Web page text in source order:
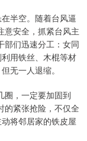
半空。随着台风逼
意安全，抓紧台风主
部们迅速分工：女同
用铁丝、木棍等材
无一人退缩。
圈，一定要加固到
的紧张抢险，不仅全
将邻居家的铁皮屋